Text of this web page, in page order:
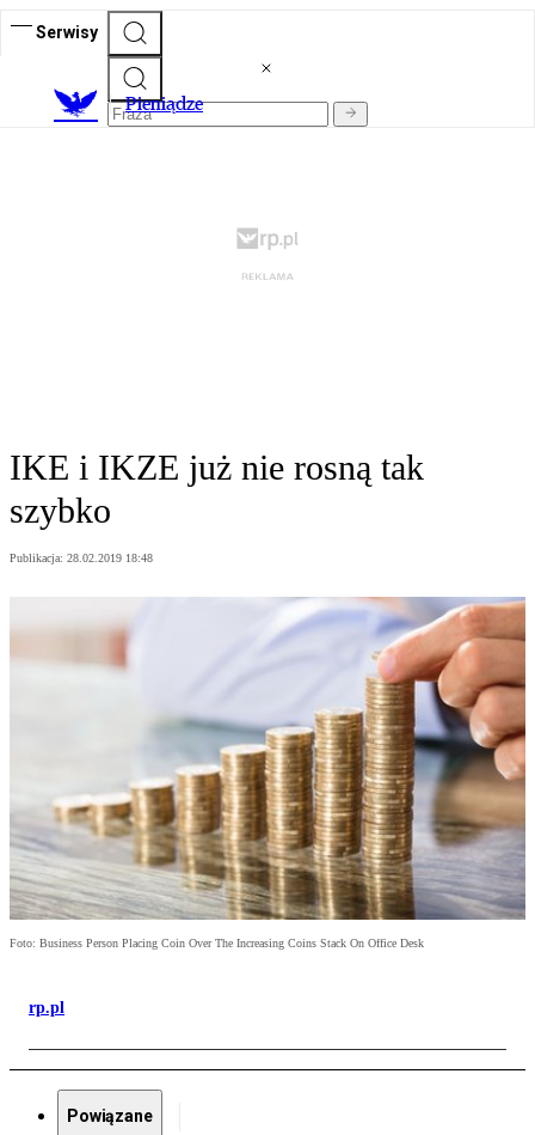
Serwisy
Pieniądze
IKE i IKZE już nie rosną tak
szybko
Publikacja: 28.02.2019 18:48
Foto: Business Person Placing Coin Over The Increasing Coins Stack On Office Desk
rp.pl
Powiązane